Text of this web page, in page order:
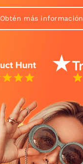
Obtén más información